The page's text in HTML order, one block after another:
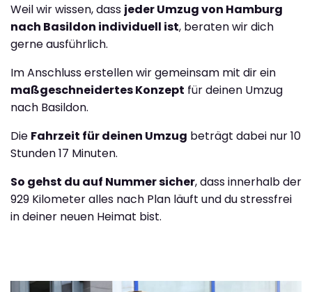
Weil wir wissen, dass jeder Umzug von Hamburg
nach Basildon individuell ist, beraten wir dich
gerne ausführlich.
Im Anschluss erstellen wir gemeinsam mit dir ein
maßgeschneidertes Konzept für deinen Umzug
nach Basildon.
Die Fahrzeit für deinen Umzug beträgt dabei nur 10
Stunden 17 Minuten.
So gehst du auf Nummer sicher, dass innerhalb der
929 Kilometer alles nach Plan läuft und du stressfrei
in deiner neuen Heimat bist.